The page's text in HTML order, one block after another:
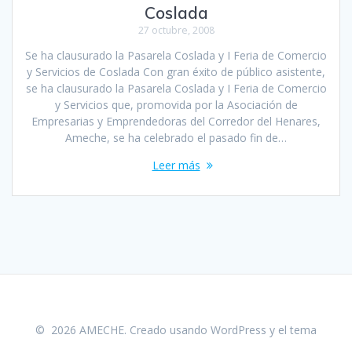
Coslada
27 octubre, 2008
Se ha clausurado la Pasarela Coslada y I Feria de Comercio
y Servicios de Coslada Con gran éxito de público asistente,
se ha clausurado la Pasarela Coslada y I Feria de Comercio
y Servicios que, promovida por la Asociación de
Empresarias y Emprendedoras del Corredor del Henares,
Ameche, se ha celebrado el pasado fin de…
Leer más
© 2026 AMECHE. Creado usando WordPress y el tema